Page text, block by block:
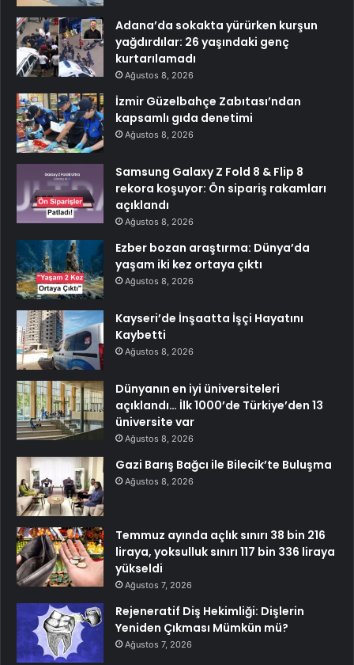
Adana’da sokakta yürürken kurşun
yağdırdılar: 26 yaşındaki genç
kurtarılamadı
Ağustos 8, 2026
İzmir Güzelbahçe Zabıtası’ndan
kapsamlı gıda denetimi
Ağustos 8, 2026
Samsung Galaxy Z Fold 8 & Flip 8
rekora koşuyor: Ön sipariş rakamları
açıklandı
Ağustos 8, 2026
Ezber bozan araştırma: Dünya’da
yaşam iki kez ortaya çıktı
Ağustos 8, 2026
Kayseri’de İnşaatta İşçi Hayatını
Kaybetti
Ağustos 8, 2026
Dünyanın en iyi üniversiteleri
açıklandı… İlk 1000’de Türkiye’den 13
üniversite var
Ağustos 8, 2026
Gazi Barış Bağcı ile Bilecik’te Buluşma
Ağustos 8, 2026
Temmuz ayında açlık sınırı 38 bin 216
liraya, yoksulluk sınırı 117 bin 336 liraya
yükseldi
Ağustos 7, 2026
Rejeneratif Diş Hekimliği: Dişlerin
Yeniden Çıkması Mümkün mü?
Ağustos 7, 2026